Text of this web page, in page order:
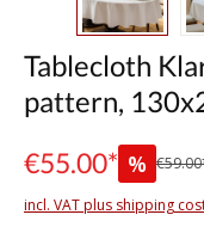
Tablecloth
pattern,
€55.00* %
incl. VAT plus shipping